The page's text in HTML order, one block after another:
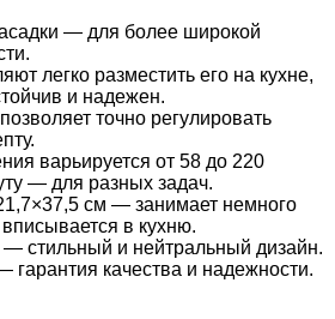
— для более широкой
легко разместить его на кухне,
и надежен.
точно регулировать
варьируется от 58 до 220
— для разных задач.
см — занимает немного
в кухню.
стильный и нейтральный дизайн.
качества и надежности.